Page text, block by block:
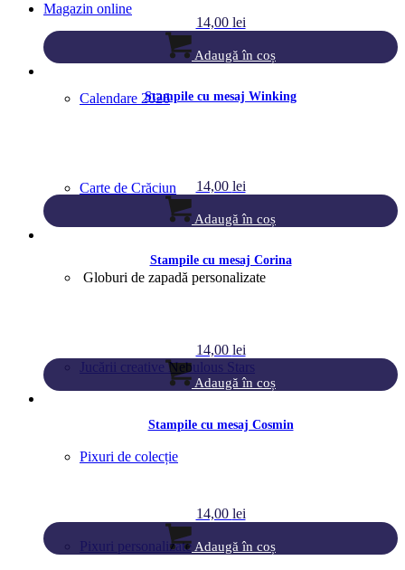
Magazin online
Calendare 2026
Carte de Crăciun
Globuri de zapadă personalizate
Jucării creative Nebulous Stars
Pixuri de colecție
Pixuri personalizate
14,00 lei
Adaugă în coș
Stampile cu mesaj Winking
14,00 lei
Adaugă în coș
Stampile cu mesaj Corina
14,00 lei
Adaugă în coș
Stampile cu mesaj Cosmin
14,00 lei
Adaugă în coș